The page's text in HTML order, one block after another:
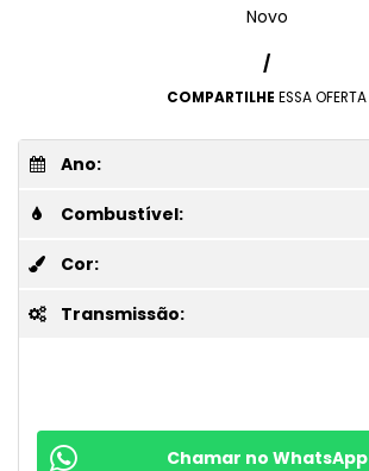
Novo
/
COMPARTILHE ESSA OFERTA
Ano:
Combustível:
Cor:
Transmissão:
Chamar no WhatsApp